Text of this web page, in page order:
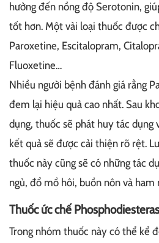
hưởng đến nồng độ Serotonin,
tốt hơn. Một vài loại thuốc được
Paroxetine, Escitalopram,
Fluoxetine…
Nhiều người bệnh đánh giá rằng
đem lại hiệu quả cao nhất. Sau
dụng, thuốc sẽ phát huy tác dụng
kết quả sẽ được cải thiện rõ rệt.
thuốc này cũng sẽ có những tác
ngủ, đổ mồ hôi, buồn nôn và
Thuốc ức chế
Trong nhóm thuốc này có thể kể